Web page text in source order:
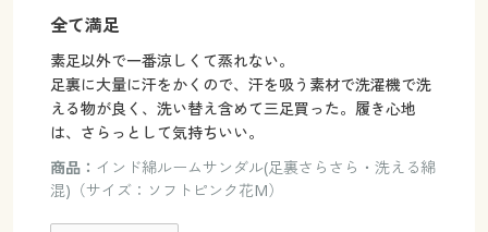
全て満足
素足以外で一番涼しくて蒸れない。
足裏に大量に汗をかくので、汗を吸う素材で洗濯機で洗
える物が良く、洗い替え含めて三足買った。履き心地
は、さらっとして気持ちいい。
商品： インド綿ルームサンダル(足裏さらさら・洗える綿
混)（サイズ：ソフトピンク花M）